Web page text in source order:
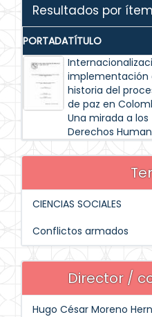
Resultados por
PORTADATÍTULO
implementación
historia del
de paz en
Una mirada a los
Derechos
CIENCIAS SOCIALES
Conflictos armados
Director /
Hugo César Moreno